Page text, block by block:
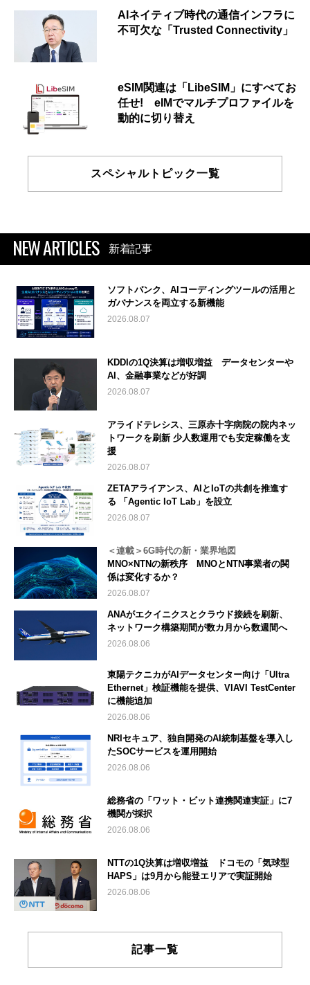
AIネイティブ時代の通信インフラに
不可欠な「Trusted Connectivity」
eSIM関連は「LibeSIM」にすべてお
任せ! eIMでマルチプロファイルを
動的に切り替え
スペシャルトピック一覧
NEW ARTICLES 新着記事
ソフトバンク、AIコーディングツールの活用と
ガバナンスを両立する新機能
2026.08.07
KDDIの1Q決算は増収増益 データセンターや
AI、金融事業などが好調
2026.08.07
アライドテレシス、三原赤十字病院の院内ネッ
トワークを刷新 少人数運用でも安定稼働を支
援
2026.08.07
ZETAアライアンス、AIとIoTの共創を推進す
る 「Agentic IoT Lab」を設立
2026.08.07
＜連載＞6G時代の新・業界地図
MNO×NTNの新秩序 MNOとNTN事業者の関
係は変化するか？
2026.08.07
ANAがエクイニクスとクラウド接続を刷新、
ネットワーク構築期間が数カ月から数週間へ
2026.08.06
東陽テクニカがAIデータセンター向け「Ultra
Ethernet」検証機能を提供、VIAVI TestCenter
に機能追加
2026.08.06
NRIセキュア、独自開発のAI統制基盤を導入し
たSOCサービスを運用開始
2026.08.06
総務省の「ワット・ビット連携関連実証」に7
機関が採択
2026.08.06
NTTの1Q決算は増収増益 ドコモの「気球型
HAPS」は9月から能登エリアで実証開始
2026.08.06
記事一覧